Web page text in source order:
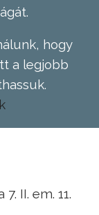
hogy
a legjobb
II. em. 11.